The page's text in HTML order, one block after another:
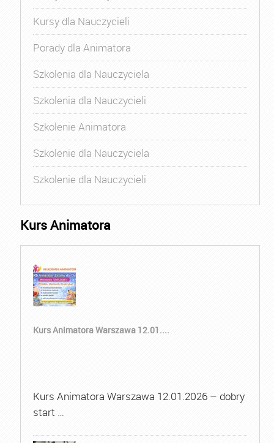
Kursy dla Nauczycieli
Porady dla Animatora
Szkolenia dla Nauczyciela
Szkolenia dla Nauczycieli
Szkolenie Animatora
Szkolenie dla Nauczyciela
Szkolenie dla Nauczycieli
Kurs Animatora
Kurs Animatora Warszawa 12.01....
Kurs Animatora Warszawa 12.01.2026 – dobry
start …